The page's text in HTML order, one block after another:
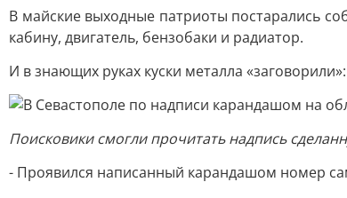
В майские выходные патриоты постарались
кабину, двигатель, бензобаки и радиатор.
И в знающих руках куски металла
Поисковики смогли прочитать надпись
- Проявился написанный карандашом номер